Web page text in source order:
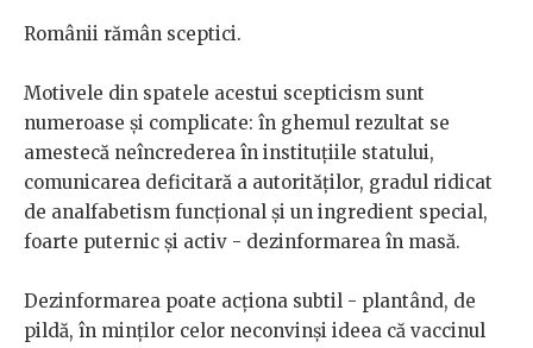
Românii rămân sceptici.
Motivele din spatele acestui scepticism sunt
numeroase și complicate: în ghemul rezultat se
amestecă neîncrederea în instituțiile statului,
comunicarea deficitară a autorităților, gradul ridicat
de analfabetism funcțional și un ingredient special,
foarte puternic și activ - dezinformarea în masă.
Dezinformarea poate acționa subtil - plantând, de
pildă, în minților celor neconvinși ideea că vaccinul